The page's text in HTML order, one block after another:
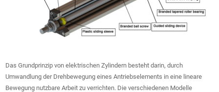
Das Grundprinzip von elektrischen Zylindern besteht darin, durch
Umwandlung der Drehbewegung eines Antriebselements in eine lineare
Bewegung nutzbare Arbeit zu verrichten. Die verschiedenen Modelle